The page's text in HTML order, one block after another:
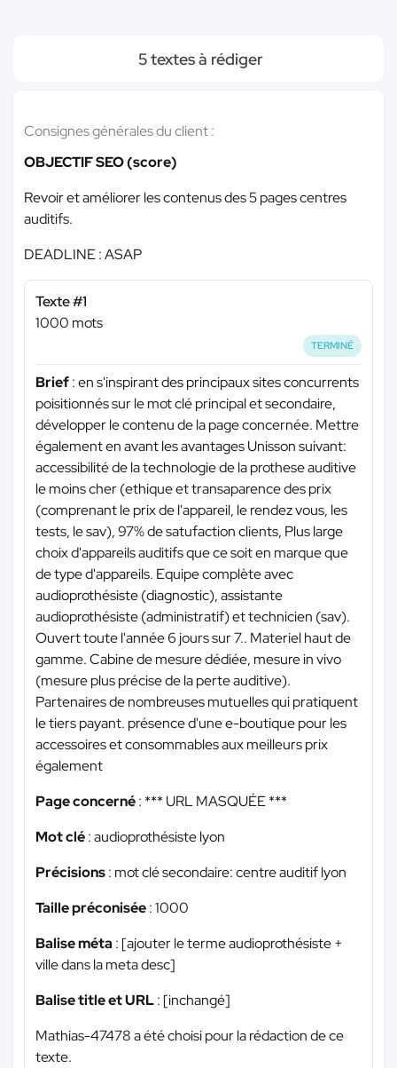
5 textes à rédiger
Consignes générales du client :
OBJECTIF SEO (score)
Revoir et améliorer les contenus des 5 pages centres
auditifs.
DEADLINE : ASAP
Texte #1
1000 mots
TERMINÉ
Brief: en s'inspirant des principaux sites concurrents
poisitionnés sur le mot clé principal et secondaire,
développer le contenu de la page concernée. Mettre
également en avant les avantages Unisson suivant:
accessibilité de la technologie de la prothese auditive
le moins cher (ethique et transaparence des prix
(comprenant le prix de l'appareil, le rendez vous, les
tests, le sav), 97% de satufaction clients, Plus large
choix d'appareils auditifs que ce soit en marque que
de type d'appareils. Equipe complète avec
audioprothésiste (diagnostic), assistante
audioprothésiste (administratif) et technicien (sav).
Ouvert toute l'année 6 jours sur 7.. Materiel haut de
gamme. Cabine de mesure dédiée, mesure in vivo
(mesure plus précise de la perte auditive).
Partenaires de nombreuses mutuelles qui pratiquent
le tiers payant. présence d'une e-boutique pour les
accessoires et consommables aux meilleurs prix
également
Page concerné: *** URL MASQUÉE ***
Mot clé: audioprothésiste lyon
Précisions: mot clé secondaire: centre auditif lyon
Taille préconisée: 1000
Balise méta : [ajouter le terme audioprothésiste +
ville dans la meta desc]
Balise title et URL: [inchangé]
Mathias-47478 a été choisi pour la rédaction de ce
texte.